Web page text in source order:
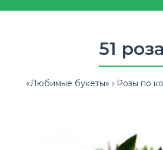
51 роза
«Любимые букеты» Розы по